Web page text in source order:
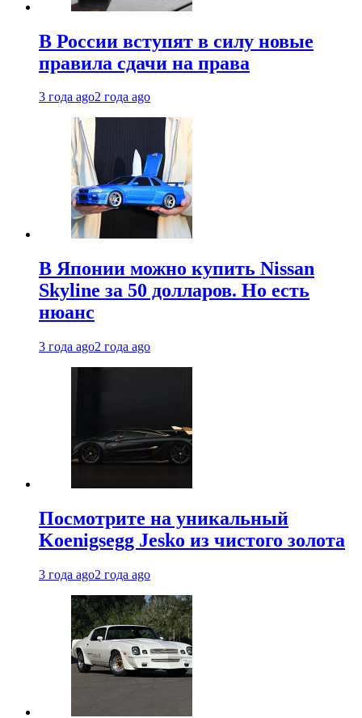
В России вступят в силу новые
правила сдачи на права
3 года ago2 года ago
В Японии можно купить Nissan
Skyline за 50 долларов. Но есть
нюанс
3 года ago2 года ago
Посмотрите на уникальный
Koenigsegg Jesko из чистого золота
3 года ago2 года ago